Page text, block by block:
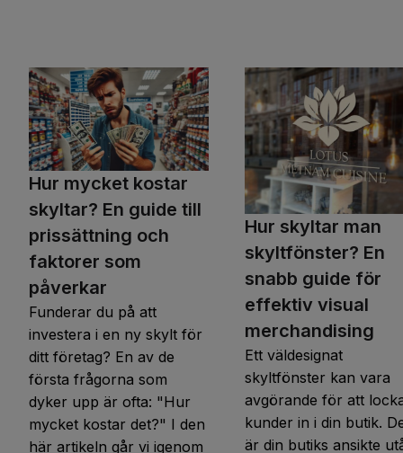
Hur mycket kostar
skyltar? En guide till
prissättning och
faktorer som
påverkar
Funderar du på att
investera i en ny skylt för
ditt företag? En av de
första frågorna som
dyker upp är ofta: "Hur
mycket kostar det?" I den
här artikeln går vi igenom
Hur skyltar man
skyltfönster? En
snabb guide för
effektiv visual
merchandising
Ett väldesignat
skyltfönster kan vara
avgörande för att
kunder in i din butik.
är din butiks ansikte